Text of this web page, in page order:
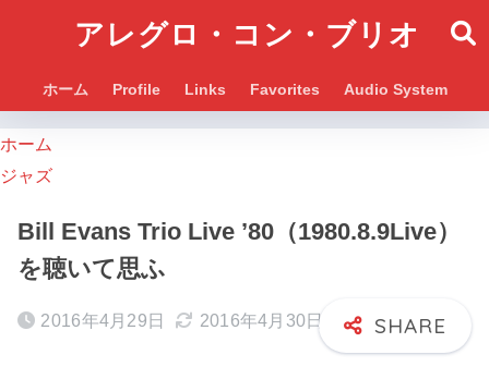
アレグロ・コン・ブリオ
ホーム Profile Links Favorites Audio System
ホーム
ジャズ
Bill Evans Trio Live ’80（1980.8.9Live）
を聴いて思ふ
2016年4月29日 2016年4月30日